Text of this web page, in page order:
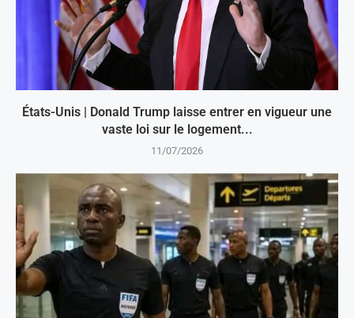
États-Unis | Donald Trump laisse entrer en vigueur une
vaste loi sur le logement...
11/07/2026